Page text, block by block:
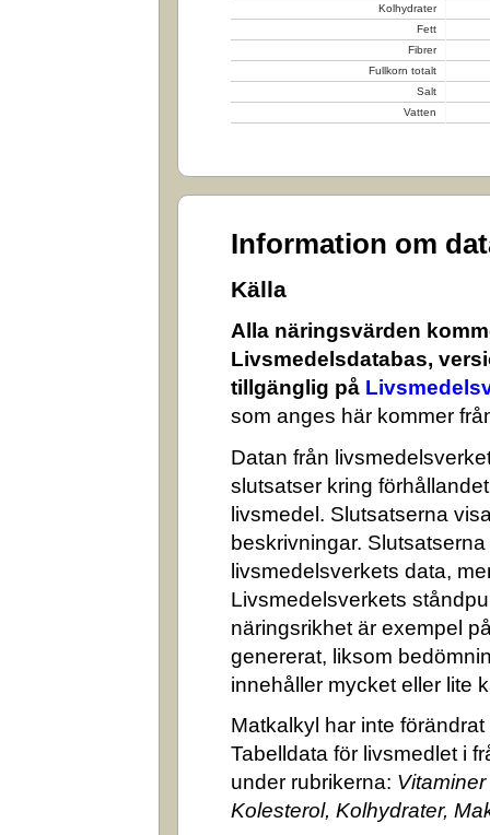
Kolhydrater
Fett
Fibrer
Fullkorn totalt
Salt
Vatten
Information om
Källa
Alla näringsvärden
Livsmedelsdatabas,
tillgänglig på
som anges här kommer
Datan från
slutsatser kring
livsmedel. Slutsatserna
beskrivningar.
livsmedelsverkets data,
Livsmedelsverkets
näringsrikhet är exempel
genererat, liksom
innehåller mycket eller lite
Matkalkyl har inte
Tabelldata för livsmedlet i
under rubrikerna:
Kolesterol, Kolhydrater,